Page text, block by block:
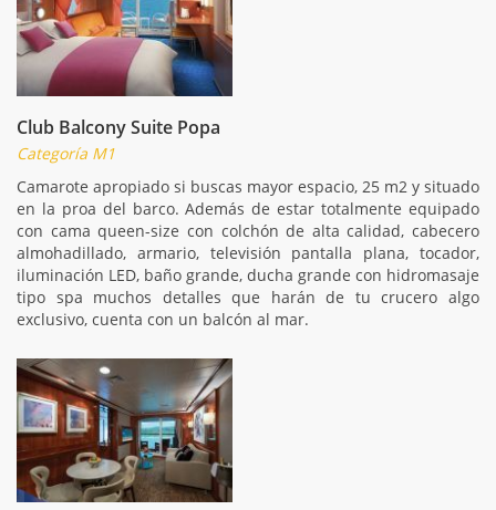
Club Balcony Suite Popa
Categoría M1
Camarote apropiado si buscas mayor espacio, 25 m2 y situado
en la proa del barco. Además de estar totalmente equipado
con cama queen-size con colchón de alta calidad, cabecero
almohadillado, armario, televisión pantalla plana, tocador,
iluminación LED, baño grande, ducha grande con hidromasaje
tipo spa muchos detalles que harán de tu crucero algo
exclusivo, cuenta con un balcón al mar.